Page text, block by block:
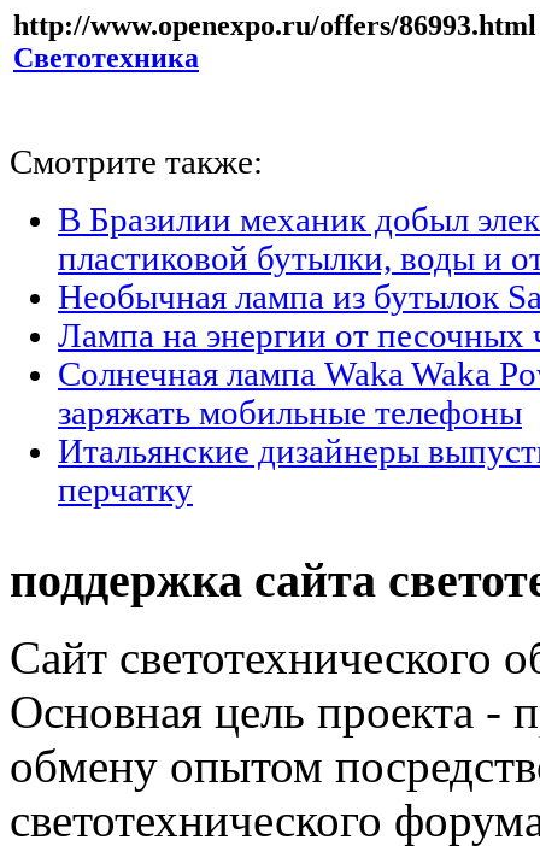
http://www.openexpo.ru/offers/86993.html
Светотехника
Смотрите также:
В Бразилии механик добыл
пластиковой бутылки, воды и
Необычная лампа из бутылок
Лампа на энергии от песочных
Солнечная лампа Waka Waka
заряжать мобильные телефоны
Итальянские дизайнеры
перчатку
поддержка сайта
Сайт светотехнического
Основная цель проекта -
обмену опытом
светотехнического